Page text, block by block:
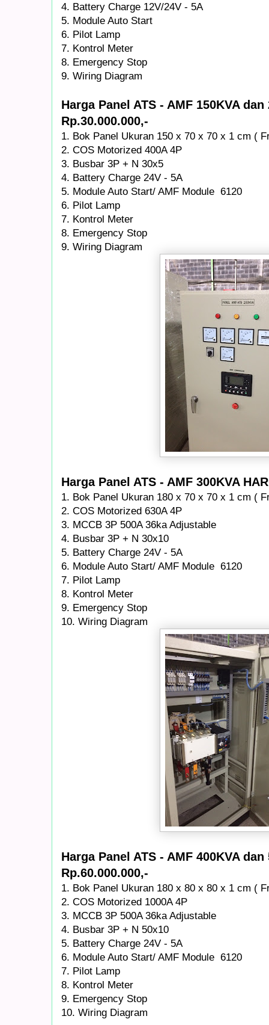
4. Battery Charge 12V/24V - 5A
5. Module Auto Start
6. Pilot Lamp
7. Kontrol Meter
8. Emergency Stop
9. Wiring Diagram
Harga Panel ATS - AMF 150KVA dan
Rp.30.000.000,-
1. Bok Panel Ukuran 150 x 70 x 70 x 1 cm (
2. COS Motorized 400A 4P
3. Busbar 3P + N 30x5
4. Battery Charge 24V - 5A
5. Module Auto Start/ AMF Module 6120
6. Pilot Lamp
7. Kontrol Meter
8. Emergency Stop
9. Wiring Diagram
Harga Panel ATS - AMF 300KVA
1. Bok Panel Ukuran 180 x 70 x 70 x 1 cm (
2. COS Motorized 630A 4P
3. MCCB 3P 500A 36ka Adjustable
4. Busbar 3P + N 30x10
5. Battery Charge 24V - 5A
6. Module Auto Start/ AMF Module 6120
7. Pilot Lamp
8. Kontrol Meter
9. Emergency Stop
10. Wiring Diagram
Harga Panel ATS - AMF 400KVA dan
Rp.60.000.000,-
1. Bok Panel Ukuran 180 x 80 x 80 x 1 cm (
2. COS Motorized 1000A 4P
3. MCCB 3P 500A 36ka Adjustable
4. Busbar 3P + N 50x10
5. Battery Charge 24V - 5A
6. Module Auto Start/ AMF Module 6120
7. Pilot Lamp
8. Kontrol Meter
9. Emergency Stop
10. Wiring Diagram